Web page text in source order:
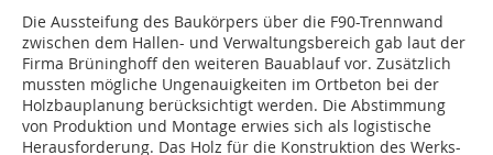
Die Aussteifung des Baukörpers über die F90-Trennwand
zwischen dem Hallen- und Verwaltungsbereich gab laut der
Firma Brüninghoff den weiteren Bauablauf vor. Zusätzlich
mussten mögliche Ungenauigkeiten im Ortbeton bei der
Holzbauplanung berücksichtigt werden. Die Abstimmung
von Produktion und Montage erwies sich als logistische
Herausforderung. Das Holz für die Konstruktion des Werks-